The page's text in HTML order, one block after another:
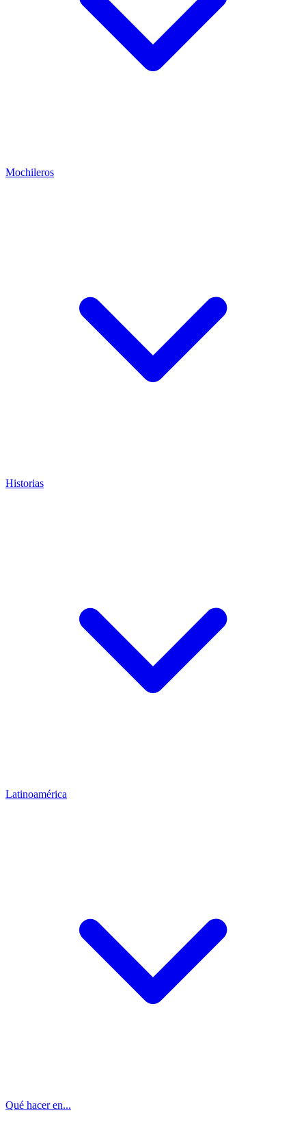
Mochileros
Historias
Latinoamérica
Qué hacer en...